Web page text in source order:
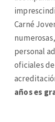
Carné
personal
oficiales
años es